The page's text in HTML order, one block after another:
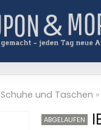
Schuhe und Taschen »
ABGELAUFEN